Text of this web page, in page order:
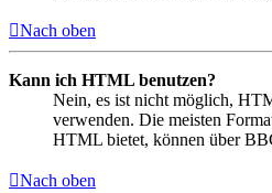
Nach oben
Kann ich HTML benutzen?
Nein, es ist nicht möglich,
verwenden. Die meisten
HTML bietet, können über
Nach oben